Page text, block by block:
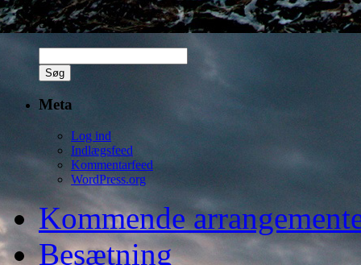
Søg
efter:
Meta
Log ind
Indlægsfeed
Kommentarfeed
WordPress.org
Kommende
Besætning